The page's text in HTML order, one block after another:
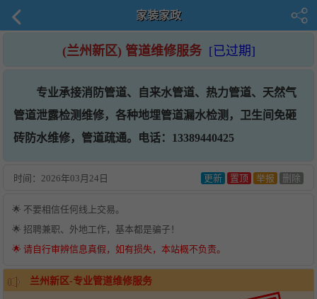
家装家政
(兰州新区) 管道维修服务 [已过期]
专业承接消防管道、自来水管道、热力管道、天然气
管道泄露检测维修，各种地埋管道漏水检测，卫生间免砸
砖防水维修，管道疏通。电话：13389440425
时间： 2026年03月24日 更新 置顶 举报 删除
🌟 不要相信任何线上交易。
🌟 招聘兼职、外地工作，基本都是骗子！
🌟 请自行审辨信息真假，如有损失，本站概不负责。
兰州新区-专业管道维修服务